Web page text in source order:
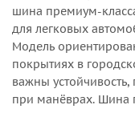
шина премиум-
для легковых
Модель
покрытиях в
важны
при манёврах. Шина